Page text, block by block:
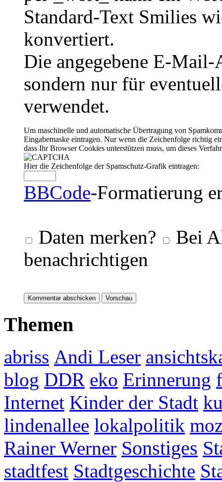
Standard-Text Smilies
konvertiert.
Die angegebene E-
sondern nur für
verwendet.
Um maschinelle und automatische Übertragung von
Eingabemaske eintragen. Nur wenn die Zeichenfolge richtig
dass Ihr Browser Cookies unterstützen muss, um dieses
Hier die Zeichenfolge der Spamschutz-Grafik eintragen:
BBCode-Formatierung
Daten merken?
Bei
benachrichtigen
Themen
abriss Andi Leser
blog DDR eko Erinnerung
Internet Kinder der Stadt
lindenallee lokalpolitik
Rainer Werner Sonstiges
stadtfest Stadtgeschichte